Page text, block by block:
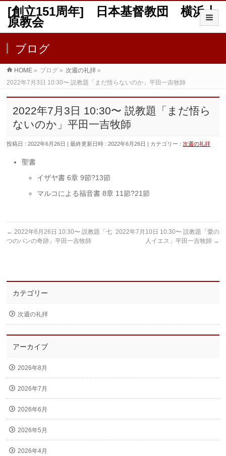
[創立151周年] 日本基督教団 横浜上
原教会
ブログ
HOME » ブログ » 次週の礼拝 »
2022年7月3日 10:30〜 説教題「まだ悟らないのか」平田一吉牧師
2022年7月3日 10:30〜 説教題「まだ悟ら
ないのか」平田一吉牧師
投稿日 : 2022年6月26日 最終更新日時 : 2022年6月26日 カテゴリー :次週の礼拝
聖書
イザヤ書 6章 9節?13節
マルコによる福音書 8章 11節?21節
← 2022年6月26日 10:30〜 説教題「七
つのパンの奇跡」平田一吉牧師
2022年7月10日 10:30〜 説教題「愛の
人イエス」平田一吉牧師 →
カテゴリー
次週の礼拝
アーカイブ
2026年8月
2026年7月
2026年6月
2026年5月
2026年4月